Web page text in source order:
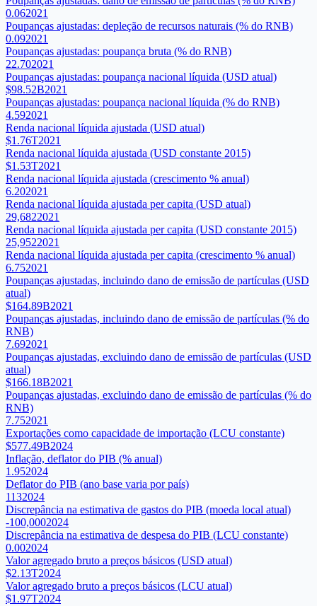
0.062021
Poupanças ajustadas: depleção de recursos naturais (% do RNB)
0.092021
Poupanças ajustadas: poupança bruta (% do RNB)
22.702021
Poupanças ajustadas: poupança nacional líquida (USD atual)
$98.52B2021
Poupanças ajustadas: poupança nacional líquida (% do RNB)
4.592021
Renda nacional líquida ajustada (USD atual)
$1.76T2021
Renda nacional líquida ajustada (USD constante 2015)
$1.53T2021
Renda nacional líquida ajustada (crescimento % anual)
6.202021
Renda nacional líquida ajustada per capita (USD atual)
29,6822021
Renda nacional líquida ajustada per capita (USD constante 2015)
25,9522021
Renda nacional líquida ajustada per capita (crescimento % anual)
6.752021
Poupanças ajustadas, incluindo dano de emissão de partículas (USD
atual)
$164.89B2021
Poupanças ajustadas, incluindo dano de emissão de partículas (% do
RNB)
7.692021
Poupanças ajustadas, excluindo dano de emissão de partículas (USD
atual)
$166.18B2021
Poupanças ajustadas, excluindo dano de emissão de partículas (% do
RNB)
7.752021
Exportações como capacidade de importação (LCU constante)
$577.49B2024
Inflação, deflator do PIB (% anual)
1.952024
Deflator do PIB (ano base varia por país)
1132024
Discrepância na estimativa de gastos do PIB (moeda local atual)
-100,0002024
Discrepância na estimativa de despesa do PIB (LCU constante)
0.002024
Valor agregado bruto a preços básicos (USD atual)
$2.13T2024
Valor agregado bruto a preços básicos (LCU atual)
$1.97T2024